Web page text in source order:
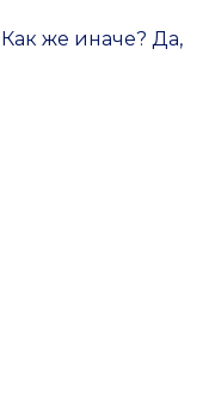
же иначе? Да,